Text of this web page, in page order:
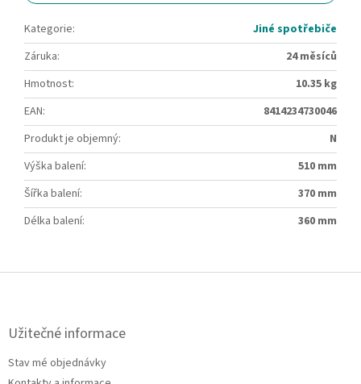
Kategorie:
Jiné spotřebiče
Záruka:
24 měsíců
Hmotnost:
10.35 kg
EAN:
8414234730046
Produkt je objemný:
N
Výška balení:
510 mm
Šířka balení:
370 mm
Délka balení: 360 mm
Z
Užitečné informace
Stav mé objednávky